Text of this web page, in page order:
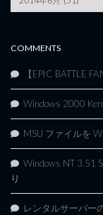
Archives
COMMENTS
【EPIC BATTLE
Windows 2000
MSU ファイルを
Windows NT 3.51
り
レンタルサーバー